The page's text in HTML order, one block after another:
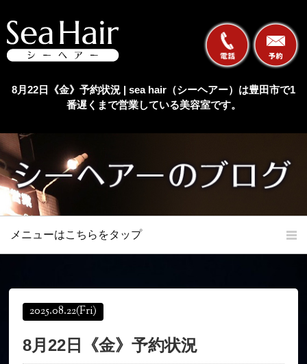
8月22日《金》予約状況 | sea hair（シーヘアー）は豊田市で1
番遅くまで営業している美容室です。
メニューはこちらをタップ
オンラインショップ
育毛コース よくある質問
2025.08.22(Fri)
8月22日《金》予約状況